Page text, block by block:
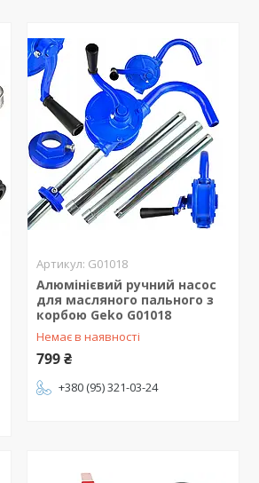
G01018
Алюмінієвий ручний насос
для масляного пального з
корбою Geko G01018
Немає в наявності
799 ₴
+380 (95) 321-03-24